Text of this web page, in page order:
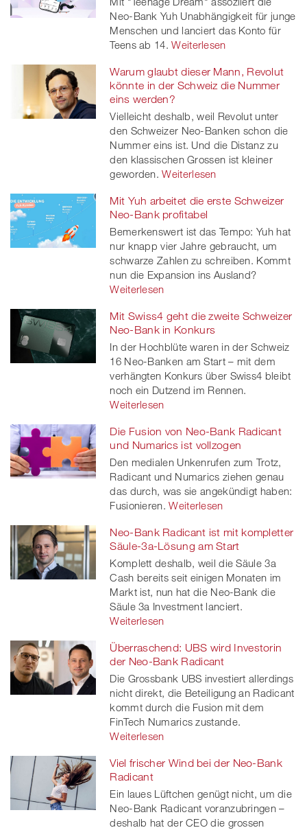
Neo-Bank Yuh Unabhängigkeit für junge
Menschen und lanciert das Konto für
Teens ab 14. Weiterlesen
Warum glaubt dieser Mann, Revolut
könnte in der Schweiz die Nummer
eins werden?
Vielleicht deshalb, weil Revolut unter
den Schweizer Neo-Banken schon die
Nummer eins ist. Und die Distanz zu
den klassischen Grossen ist kleiner
geworden. Weiterlesen
Mit Yuh arbeitet die erste Schweizer
Neo-Bank profitabel
Bemerkenswert ist das Tempo: Yuh hat
nur knapp vier Jahre gebraucht, um
schwarze Zahlen zu schreiben. Kommt
nun die Expansion ins Ausland?
Weiterlesen
Mit Swiss4 geht die zweite Schweizer
Neo-Bank in Konkurs
In der Hochblüte waren in der Schweiz
16 Neo-Banken am Start – mit dem
verhängten Konkurs über Swiss4 bleibt
noch ein Dutzend im Rennen.
Weiterlesen
Die Fusion von Neo-Bank Radicant
und Numarics ist vollzogen
Den medialen Unkenrufen zum Trotz,
Radicant und Numarics ziehen genau
das durch, was sie angekündigt haben:
Fusionieren. Weiterlesen
Neo-Bank Radicant ist mit kompletter
Säule-3a-Lösung am Start
Komplett deshalb, weil die Säule 3a
Cash bereits seit einigen Monaten im
Markt ist, nun hat die Neo-Bank die
Säule 3a Investment lanciert.
Weiterlesen
Überraschend: UBS wird Investorin
der Neo-Bank Radicant
Die Grossbank UBS investiert allerdings
nicht direkt, die Beteiligung an Radicant
kommt durch die Fusion mit dem
FinTech Numarics zustande.
Weiterlesen
Viel frischer Wind bei der Neo-Bank
Radicant
Ein laues Lüftchen genügt nicht, um die
Neo-Bank Radicant voranzubringen –
deshalb hat der CEO die grossen